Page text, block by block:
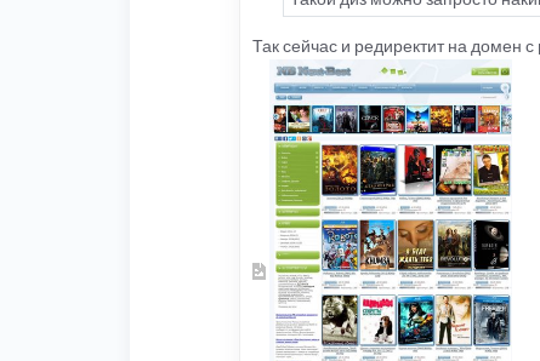
Так сейчас и редиректит на домен